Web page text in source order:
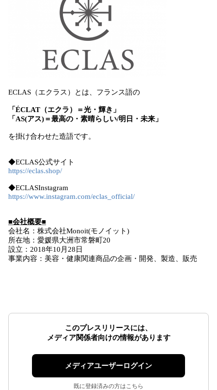
ECLAS（エクラス）とは、フランス語の
「ÉCLAT（エクラ）＝光・輝き」
「AS(アス)＝最高の・素晴らしい/明日・未来」
を掛け合わせた造語です。
◆ECLAS公式サイト
https://eclas.shop/
◆ECLASInstagram
https://www.instagram.com/eclas_official/
■会社概要■
会社名：株式会社Monoit(モノイット)
所在地：愛媛県大洲市常磐町20
設立：2018年10月28日
事業内容：美容・健康関連商品の企画・開発、製造、販売
このプレスリリースには、
メディア関係者向けの情報があります
メディアユーザーログイン
既に登録済みの方はこちら